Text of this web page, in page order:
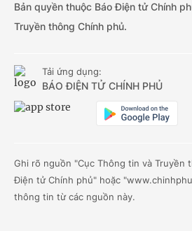
Bản quyền thuộc Báo Điện tử Chính
Truyền thông Chính phủ.
Tải ứng dụng:
BÁO ĐIỆN TỬ CHÍNH PHỦ
Ghi rõ nguồn "Cục Thông tin và Truyền
Điện tử Chính phủ" hoặc
thông tin từ các nguồn này.